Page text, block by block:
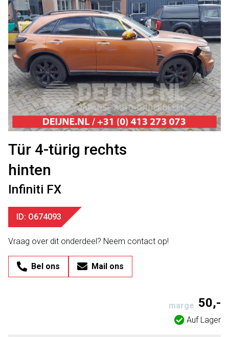
Tür 4-türig rechts
hinten
Infiniti FX
ID: O674093
Vraag over dit onderdeel? Neem contact op!
Bel ons Mail ons
marge 50,-
Auf Lager